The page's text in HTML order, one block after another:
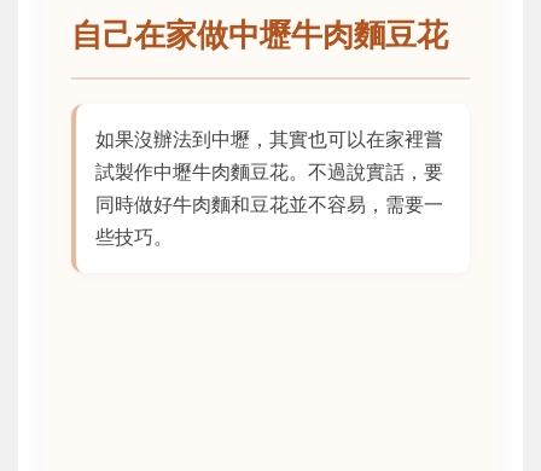
自己在家做中壢牛肉麵豆花
如果沒辦法到中壢，其實也可以在家裡嘗
試製作中壢牛肉麵豆花。不過說實話，要
同時做好牛肉麵和豆花並不容易，需要一
些技巧。